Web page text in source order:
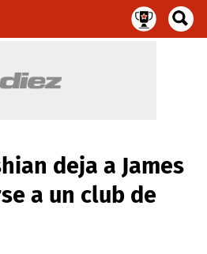
deja a James
a un club de